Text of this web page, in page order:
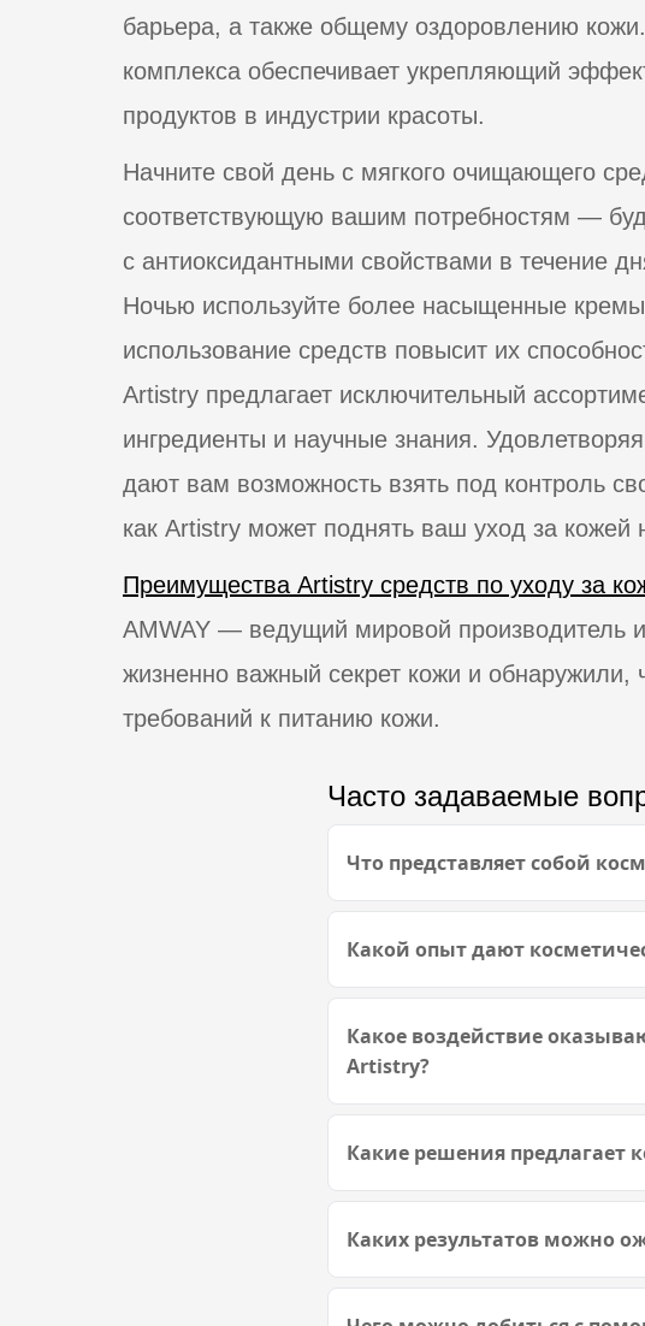
барьера, а также общему оздоровлению
комплекса обеспечивает укрепляющий
продуктов в индустрии красоты.
Начните свой день с мягкого очищающего
соответствующую вашим потребностям —
с антиоксидантными свойствами в течение
Ночью используйте более насыщенные
использование средств повысит их
Artistry предлагает исключительный
ингредиенты и научные знания.
дают вам возможность взять под контроль
как Artistry может поднять ваш уход за кожей
Преимущества Artistry средств по уходу за
AMWAY — ведущий мировой производитель
жизненно важный секрет кожи и
требований к питанию кожи.
Часто задаваемые
Что представляет собой
Какой опыт дают
Какое воздействие
Artistry?
Какие решения предлагает
Каких результатов можно